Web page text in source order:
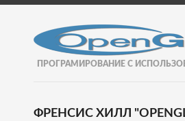
ПРОГРАМИРОВАНИЕ С
ФРЕНСИС ХИЛЛ